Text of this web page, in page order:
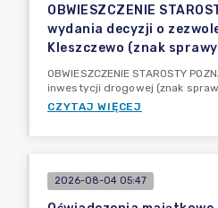
OBWIESZCZENIE
wydania decyzji o
Kleszczewo (znak
OBWIESZCZENIE STAROSTY
inwestycji drogowej (znak
CZYTAJ WIĘCEJ
2026-08-04 05:47